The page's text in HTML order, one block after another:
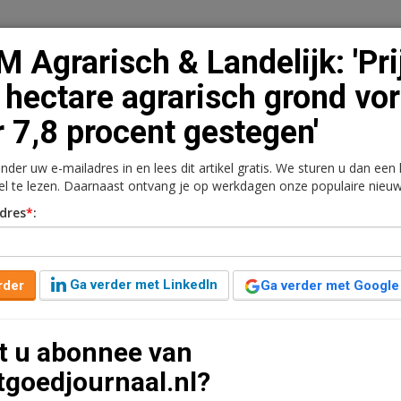
Vacaturebank Contact Abonnementen
Kantoren Retail Logistiek Juridisch | Fiscaal
'Prijs per hectare
7,8 procent
geleden aangepast 3 minuten leestijd
7,4 procent gestegen tot bijna 80.000 euro.
Agrarisch & Landelijk:
agrarisch grond
7,8 procent gestegen'
uw e-mailadres in en lees dit artikel gratis. We sturen u dan een
te lezen. Daarnaast ontvang je op werkdagen onze populaire
*:
Ga verder met LinkedIn Ga verder met Google
u abonnee van